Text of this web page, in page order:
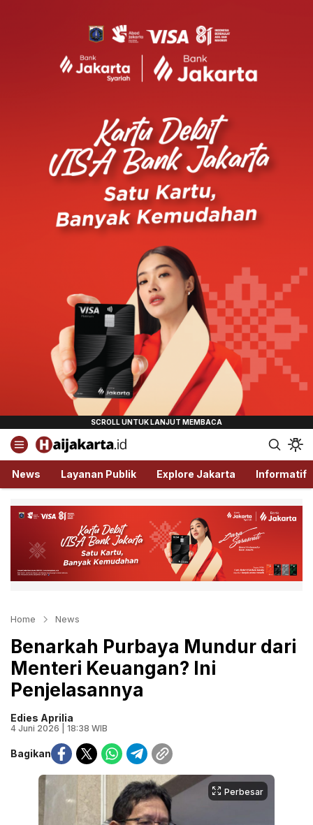
Haijakarta.id
Semua Tentang Jakarta Ada Disini!
News Layanan Publik Explore Jakarta Informatif
Home News
Benarkah Purbaya Mundur dari
Menteri Keuangan? Ini
Penjelasannya
Edies Aprilia
4 Juni 2026 | 18:38 WIB
Bagikan
Perbesar